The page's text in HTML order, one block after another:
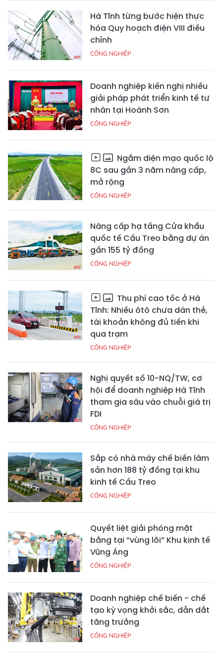
Hà Tĩnh từng bước hiện thực
hóa Quy hoạch điện VIII điều
chỉnh
CÔNG NGHIỆP
Doanh nghiệp kiến nghị nhiều
giải pháp phát triển kinh tế tư
nhân tại Hoành Sơn
CÔNG NGHIỆP
Ngắm diện mạo quốc lộ
8C sau gần 3 năm nâng cấp,
mở rộng
CÔNG NGHIỆP
Nâng cấp hạ tầng Cửa khẩu
quốc tế Cầu Treo bằng dự án
gần 155 tỷ đồng
CÔNG NGHIỆP
Thu phí cao tốc ở Hà
Tĩnh: Nhiều ôtô chưa dán thẻ,
tài khoản không đủ tiền khi
qua trạm
CÔNG NGHIỆP
Nghị quyết số 10-NQ/TW, cơ
hội để doanh nghiệp Hà Tĩnh
tham gia sâu vào chuỗi giá trị
FDI
CÔNG NGHIỆP
Sắp có nhà máy chế biến lâm
sản hơn 188 tỷ đồng tại khu
kinh tế Cầu Treo
CÔNG NGHIỆP
Quyết liệt giải phóng mặt
bằng tại “vùng lõi” Khu kinh tế
Vũng Áng
CÔNG NGHIỆP
Doanh nghiệp chế biến - chế
tạo kỳ vọng khởi sắc, dẫn dắt
tăng trưởng
CÔNG NGHIỆP